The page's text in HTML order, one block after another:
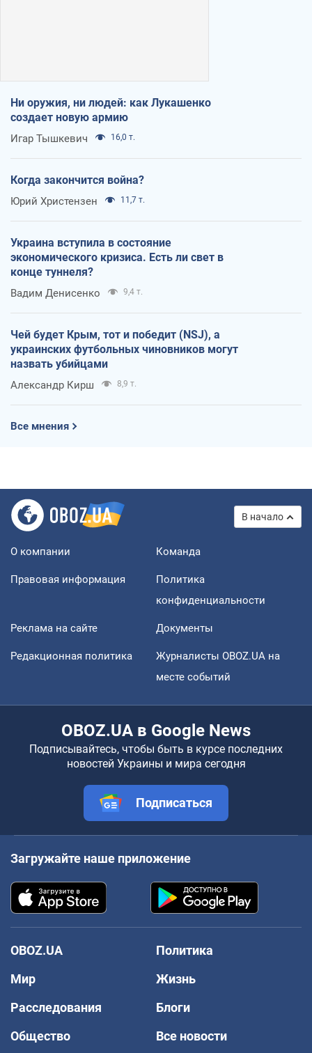
Ни оружия, ни людей: как Лукашенко
создает новую армию
Игар Тышкевич 16,0 т.
Когда закончится война?
Юрий Христензен 11,7 т.
Украина вступила в состояние
экономического кризиса. Есть ли свет в
конце туннеля?
Вадим Денисенко 9,4 т.
Чей будет Крым, тот и победит (NSJ), а
украинских футбольных чиновников могут
назвать убийцами
Александр Кирш 8,9 т.
Все мнения
В начало
О компании Команда
Правовая информация
Политика
конфиденциальности
Реклама на сайте Документы
Редакционная политика
Журналисты OBOZ.UA на
месте событий
OBOZ.UA в Google News
Подписывайтесь, чтобы быть в курсе последних
новостей Украины и мира сегодня
Подписаться
Загружайте наше приложение
OBOZ.UA
Политика
Мир
Жизнь
Расследования
Блоги
Общество
Все новости